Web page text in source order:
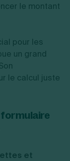
le montant
pour les
un grand
le calcul juste
formulaire
et